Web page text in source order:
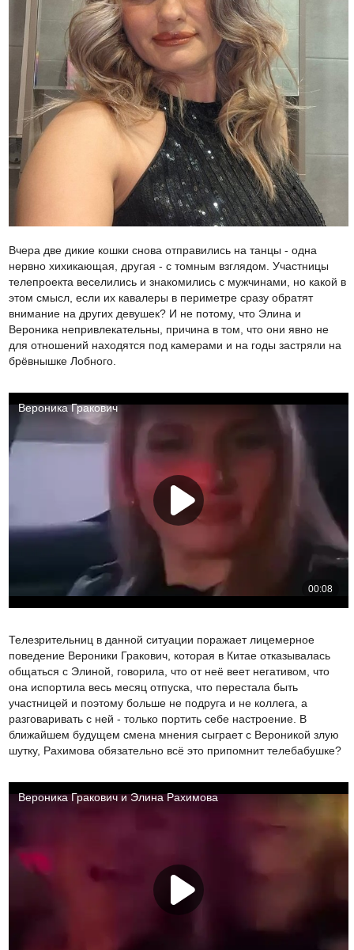
Вчера две дикие кошки снова отправились на танцы - одна
нервно хихикающая, другая - с томным взглядом. Участницы
телепроекта веселились и знакомились с мужчинами, но какой в
этом смысл, если их кавалеры в периметре сразу обратят
внимание на других девушек? И не потому, что Элина и
Вероника непривлекательны, причина в том, что они явно не
для отношений находятся под камерами и на годы застряли на
брёвнышке Лобного.
Телезрительниц в данной ситуации поражает лицемерное
поведение Вероники Гракович, которая в Китае отказывалась
общаться с Элиной, говорила, что от неё веет негативом, что
она испортила весь месяц отпуска, что перестала быть
участницей и поэтому больше не подруга и не коллега, а
разговаривать с ней - только портить себе настроение. В
ближайшем будущем смена мнения сыграет с Вероникой злую
шутку, Рахимова обязательно всё это припомнит телебабушке?